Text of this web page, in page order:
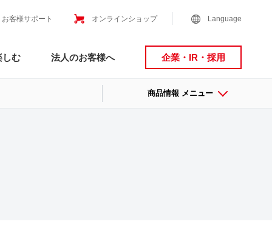
お客様サポート オンラインショップ Language
しむ 法人のお客様へ 企業・IR・採用
商品情報 メニュー